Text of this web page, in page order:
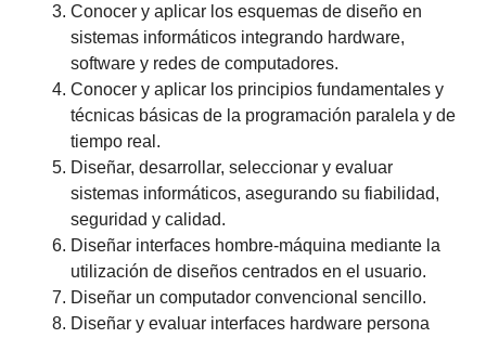
Conocer y aplicar los esquemas de diseño en
sistemas informáticos integrando hardware,
software y redes de computadores.
Conocer y aplicar los principios fundamentales y
técnicas básicas de la programación paralela y de
tiempo real.
Diseñar, desarrollar, seleccionar y evaluar
sistemas informáticos, asegurando su fiabilidad,
seguridad y calidad.
Diseñar interfaces hombre-máquina mediante la
utilización de diseños centrados en el usuario.
Diseñar un computador convencional sencillo.
Diseñar y evaluar interfaces hardware persona